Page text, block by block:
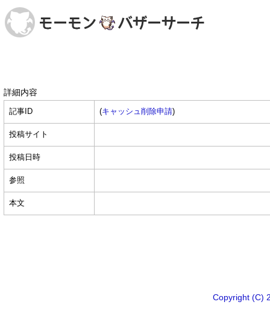
詳細内容
記事ID (キャッシュ削除申請)
投稿サイト
投稿日時
参照
本文
Copyright (C)